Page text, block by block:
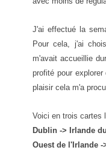
J'ai effectué la
Pour cela, j'ai
m'avait accueillie
profité pour explorer
plaisir cela m'a
Voici en trois cartes
Dublin -> Irlande
Ouest de l'Irlande -